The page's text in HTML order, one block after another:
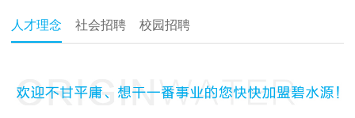
人才理念 社会招聘 校园招聘